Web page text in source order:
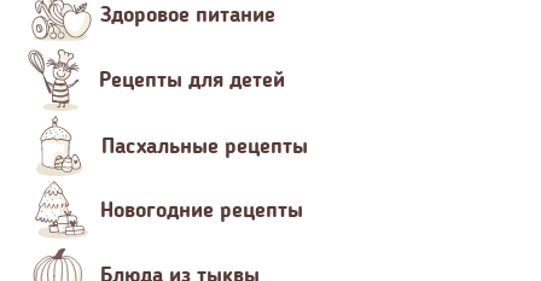
Здоровое питание
Рецепты для детей
Пасхальные рецепты
Новогодние рецепты
Блюда из тыквы